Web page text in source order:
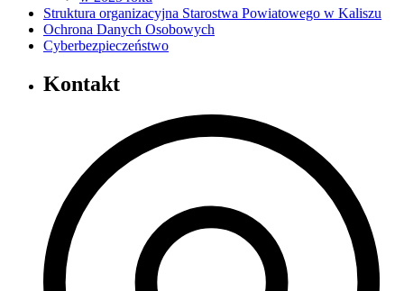
Struktura organizacyjna Starostwa Powiatowego w Kaliszu
Ochrona Danych Osobowych
Cyberbezpieczeństwo
Kontakt